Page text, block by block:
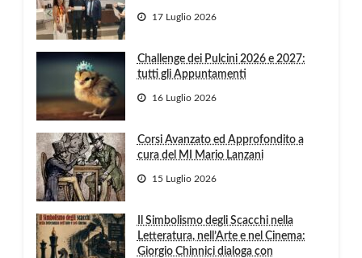
17 Luglio 2026
Challenge dei Pulcini 2026 e 2027:
tutti gli Appuntamenti
16 Luglio 2026
Corsi Avanzato ed Approfondito a
cura del MI Mario Lanzani
15 Luglio 2026
Il Simbolismo degli Scacchi nella
Letteratura, nell’Arte e nel Cinema:
Giorgio Chinnici dialoga con